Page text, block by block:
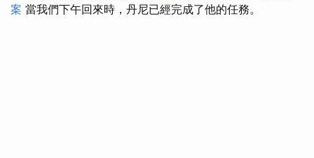
案 當我們下午回來時，丹尼已經完成了他的任務。